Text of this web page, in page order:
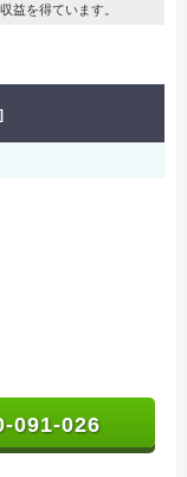
益を得ています。
091-026